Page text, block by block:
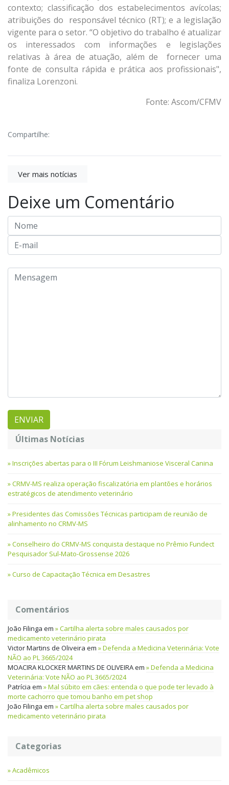
contexto; classificação dos estabelecimentos avícolas;
atribuições do responsável técnico (RT); e a legislação
vigente para o setor. “O objetivo do trabalho é atualizar
os interessados com informações e legislações
relativas à área de atuação, além de fornecer uma
fonte de consulta rápida e prática aos profissionais",
finaliza Lorenzoni.
Fonte: Ascom/CFMV
Compartilhe:
Ver mais notícias
Deixe um Comentário
Últimas Notícias
Inscrições abertas para o III Fórum Leishmaniose Visceral Canina
CRMV-MS realiza operação fiscalizatória em plantões e horários
estratégicos de atendimento veterinário
Presidentes das Comissões Técnicas participam de reunião de
alinhamento no CRMV-MS
Conselheiro do CRMV-MS conquista destaque no Prêmio Fundect
Pesquisador Sul-Mato-Grossense 2026
Curso de Capacitação Técnica em Desastres
Comentários
João Filinga em
Cartilha alerta sobre males causados por
medicamento veterinário pirata
Victor Martins de Oliveira em
Defenda a Medicina Veterinária: Vote
NÃO ao PL 3665/2024
MOACIRA KLOCKER MARTINS DE OLIVEIRAem
Defenda a Medicina
Veterinária: Vote NÃO ao PL 3665/2024
Patrícia em
Mal súbito em cães: entenda o que pode ter levado à
morte cachorro que tomou banho em pet shop
João Filinga em
Cartilha alerta sobre males causados por
medicamento veterinário pirata
Categorias
Acadêmicos